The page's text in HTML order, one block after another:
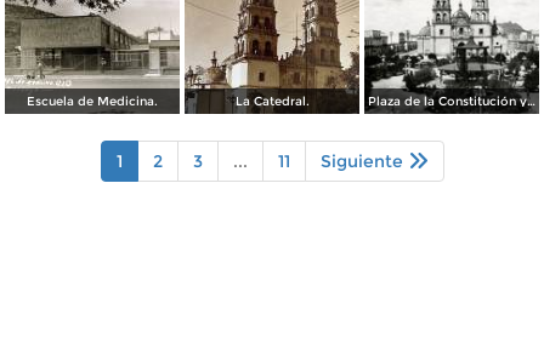
Escuela de Medicina. La Catedral. Plaza de la Constitución y Catedral de Durango
1 2 3 ... 11 Siguiente